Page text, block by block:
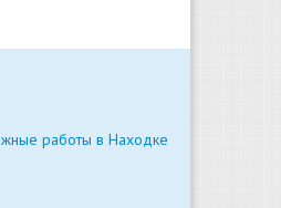
работы в Находке